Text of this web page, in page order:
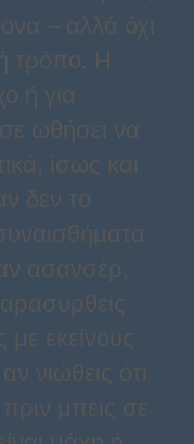
– αλλά όχι
τρόπο. Η
ή για
ωθήσει να
ίσως και
δεν το
ασανσέρ,
με εκείνους
νιώθεις ότι
μπεις σε